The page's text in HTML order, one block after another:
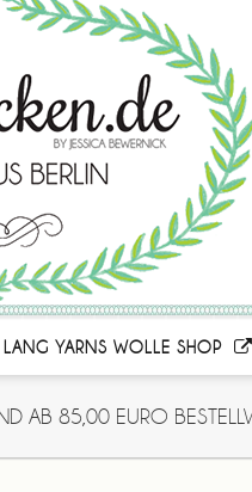
LANG YARNS WOLLE SHOP
AB 85,00 EURO